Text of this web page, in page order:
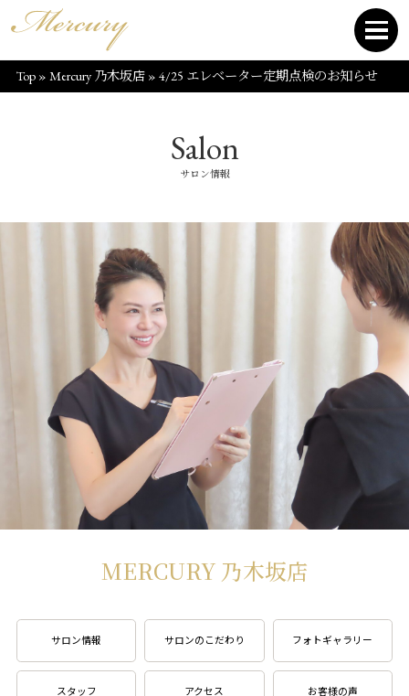
Top» Mercury 乃木坂店» 4/25 エレベーター定期点検のお知らせ
Salon
サロン情報
MERCURY 乃木坂店
サロン情報 サロンのこだわり フォトギャラリー
スタッフ アクセス お客様の声